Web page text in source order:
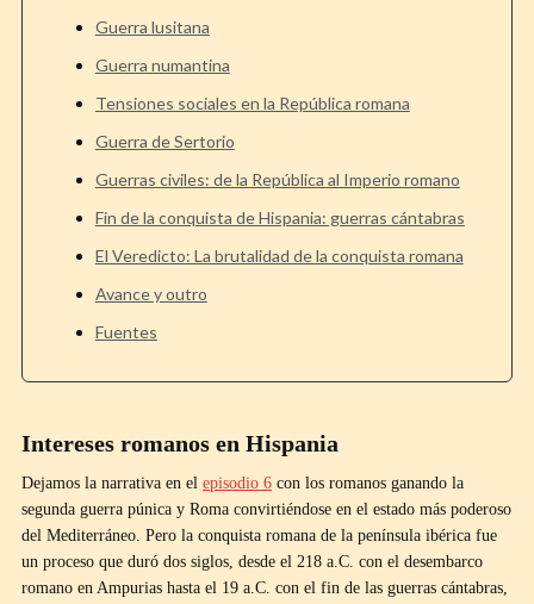
Guerra lusitana
Guerra numantina
Tensiones sociales en la República romana
Guerra de Sertorio
Guerras civiles: de la República al Imperio romano
Fin de la conquista de Hispania: guerras cántabras
El Veredicto: La brutalidad de la conquista romana
Avance y outro
Fuentes
Intereses romanos en Hispania
Dejamos la narrativa en el episodio 6 con los romanos ganando la
segunda guerra púnica y Roma convirtiéndose en el estado más poderoso
del Mediterráneo. Pero la conquista romana de la península ibérica fue
un proceso que duró dos siglos, desde el 218 a.C. con el desembarco
romano en Ampurias hasta el 19 a.C. con el fin de las guerras cántabras,